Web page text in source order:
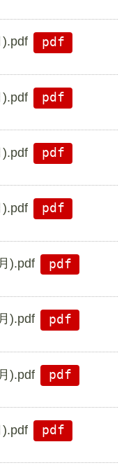
pdf
pdf
pdf
pdf
).pdf
pdf
).pdf
pdf
).pdf
pdf
pdf